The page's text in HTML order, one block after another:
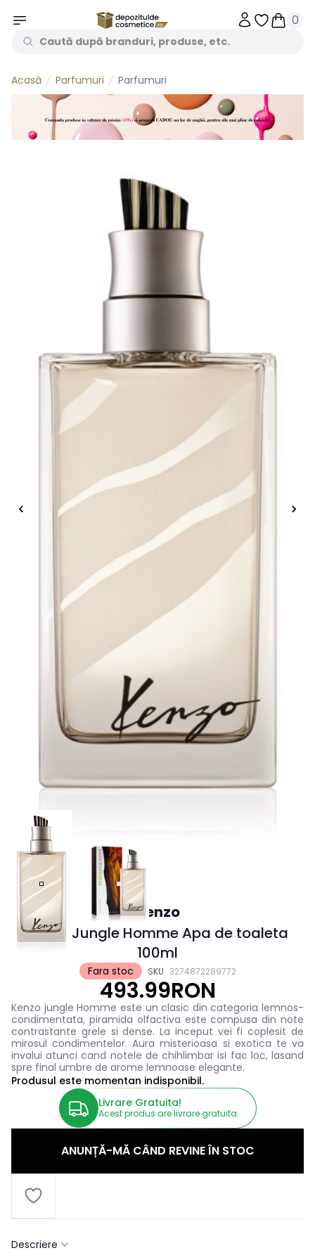
Obiecte
0
Acasă Parfumuri Parfumuri
Fara stoc SKU 3274872289772
Kenzo
Kenzo Jungle Homme Apa de toaleta
100ml
493.99RON
Kenzo jungle Homme este un clasic din categoria lemnos-
condimentata, piramida olfactiva este compusa din note
contrastante grele si dense. La inceput vei fi coplesit de
mirosul condimentelor. Aura misterioasa si exotica te va
invalui atunci cand notele de chihlimbar isi fac loc, lasand
spre final umbre de arome lemnoase elegante.
Produsul este momentan indisponibil.
Livrare Gratuita!
Acest produs are livrare gratuita.
ANUNȚĂ-MĂ CÂND REVINE ÎN STOC
Descriere